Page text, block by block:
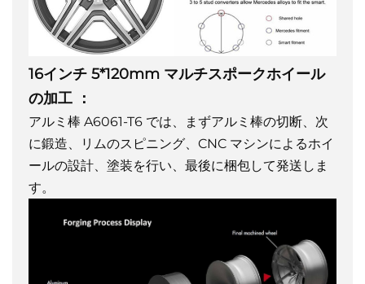
16インチ 5*120mm マルチスポークホイール
の加工 ：
アルミ棒 A6061-T6 では、まずアルミ棒の切断、次
に鍛造、リムのスピニング、CNC マシンによるホイ
ールの設計、塗装を行い、最後に梱包して発送しま
す。